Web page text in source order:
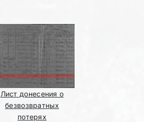
Лист донесения о
безвозвратных
потерях